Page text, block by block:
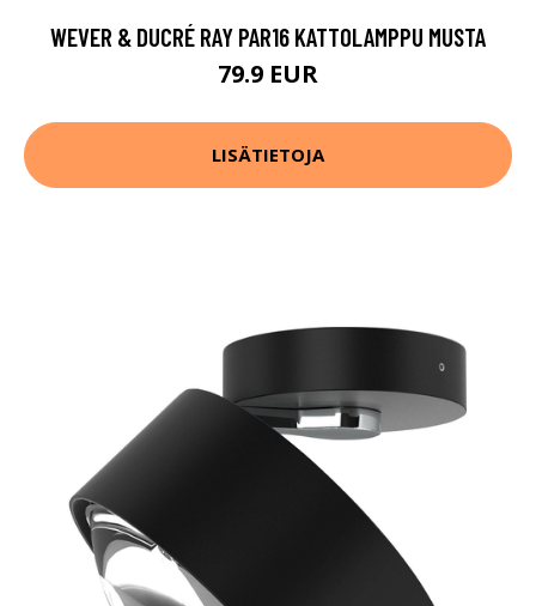
WEVER & DUCRÉ RAY PAR16 KATTOLAMPPU MUSTA
79.9 EUR
LISÄTIETOJA